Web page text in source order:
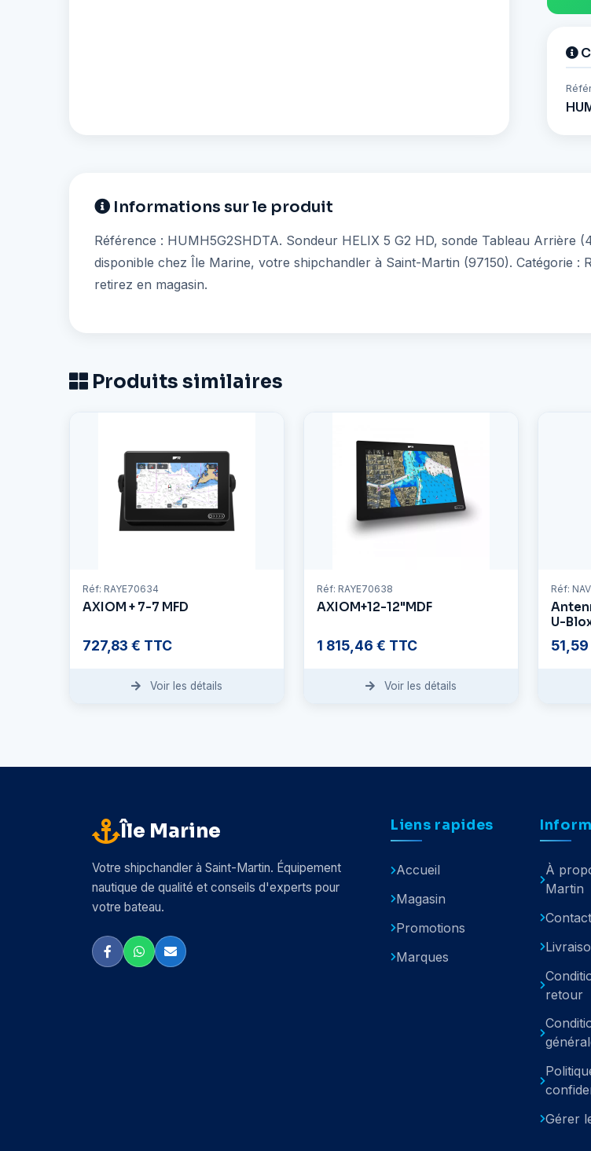
Informations sur le produit
Référence : HUMH5G2SHDTA. Sondeur HELIX 5 G2 HD, sonde Tableau Arrière
disponible chez Île Marine, votre shipchandler à Saint-Martin (97150). Catégorie :
retirez en magasin.
Produits similaires
Réf: RAYE70634
AXIOM + 7-7 MFD
727,83 € TTC
Voir les détails
Réf: RAYE70638
AXIOM+12-12"MDF
1 815,46 € TTC
Voir les détails
Réf:
U-
Île Marine
Votre shipchandler à Saint-Martin. Équipement
nautique de qualité et conseils d'experts pour
votre bateau.
Liens rapides
Accueil
Magasin
Promotions
Marques
À
Martin
Contact
retour
Gérer